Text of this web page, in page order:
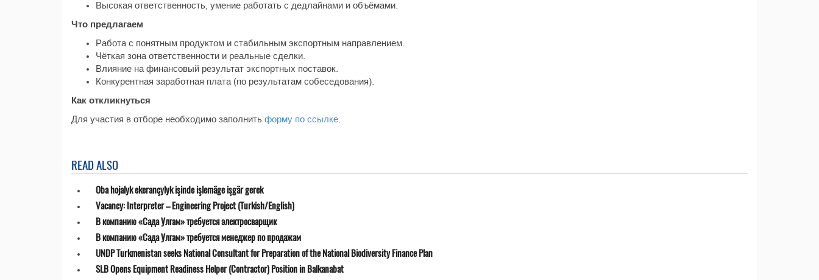
Высокая ответственность, умение работать с дедлайнами и объёмами.
Что предлагаем
Работа с понятным продуктом и стабильным экспортным направлением.
Чёткая зона ответственности и реальные сделки.
Влияние на финансовый результат экспортных поставок.
Конкурентная заработная плата (по результатам собеседования).
Как откликнуться
Для участия в отборе необходимо заполнить форму по ссылке
READ ALSO
Oba hojalyk ekerançylyk işinde işlemäge işgär gerek
Vacancy: Interpreter – Engineering Project (Turkish/English)
В компанию «Сада Улгам» требуется электросварщик
В компанию «Сада Улгам» требуется менеджер по продажам
UNDP Turkmenistan seeks National Consultant for Preparation of the National Biodiversity Finance Plan
SLB Opens Equipment Readiness Helper (Contractor) Position in Balkanabat